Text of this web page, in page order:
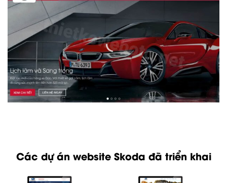
Các dự án website Skoda đã triển khai